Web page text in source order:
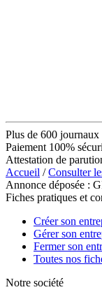
Plus de 600 journaux
Paiement 100%
Attestation de
Accueil /Consulter
Annonce déposée :
Fiches pratiques et
Créer son
Gérer son
Fermer son
Toutes nos
Notre société